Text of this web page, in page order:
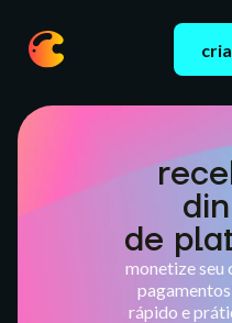
de
monetize seu
rápido e